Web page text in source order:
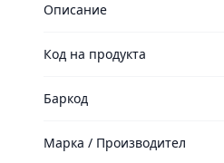
Описание
Код на продукта
Баркод
Марка / Производител